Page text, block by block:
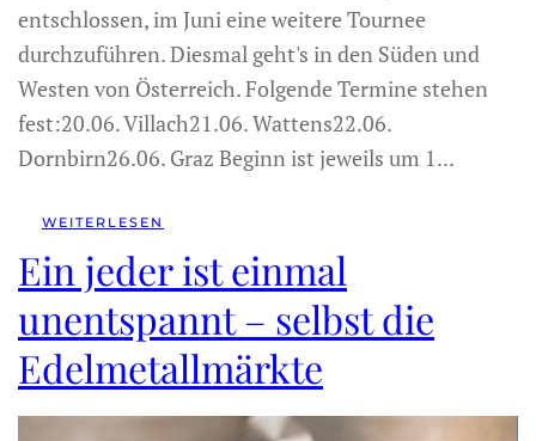
entschlossen, im Juni eine weitere Tournee
durchzuführen. Diesmal geht's in den Süden und
Westen von Österreich. Folgende Termine stehen
fest:20.06. Villach21.06. Wattens22.06.
Dornbirn26.06. Graz Beginn ist jeweils um 1...
WEITERLESEN
Ein jeder ist einmal
unentspannt – selbst die
Edelmetallmärkte